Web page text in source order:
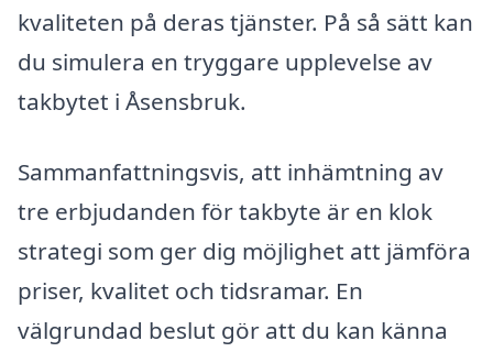
kvaliteten på deras tjänster. På så sätt kan
du simulera en tryggare upplevelse av
takbytet i Åsensbruk.
Sammanfattningsvis, att inhämtning av
tre erbjudanden för takbyte är en klok
strategi som ger dig möjlighet att jämföra
priser, kvalitet och tidsramar. En
välgrundad beslut gör att du kan känna